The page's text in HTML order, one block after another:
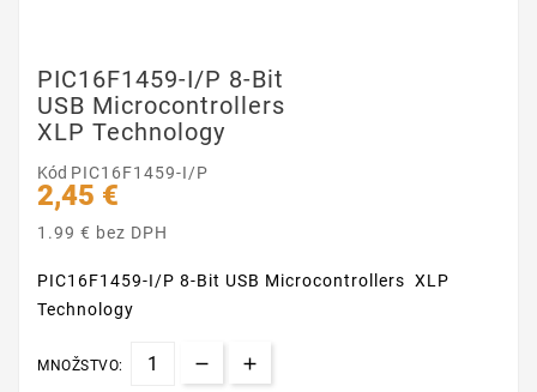
PIC16F1459-I/P 8-Bit
USB Microcontrollers
XLP Technology
Kód PIC16F1459-I/P
2,45 €
1.99 € bez DPH
PIC16F1459-I/P 8-Bit USB Microcontrollers XLP
Technology
MNOŽSTVO: